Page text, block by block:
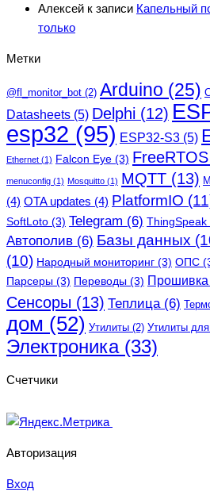
Алексей к записи Капельный
только
Метки
@fl_monitor_bot (2) Arduino (25)
Datasheets (5) Delphi (12)
esp32 (95) ESP32-S3 (5)
Ethernet (1) Falcon Eye (3) FreeRTOS
menuconfig (1) Mosquitto (1) MQTT (13)
(4) OTA updates (4) PlatformIO
SoftLoto (3) Telegram (6) ThingSpeak
Автополив (6) Базы данных
(10) Народный мониторинг (3) ОПС
Парсеры (3) Переводы (3) Прошивка
Сенсоры (13) Теплица(6)
дом (52) Утилиты (2) Утилиты
Электроника(33)
Счетчики
Авторизация
Вход